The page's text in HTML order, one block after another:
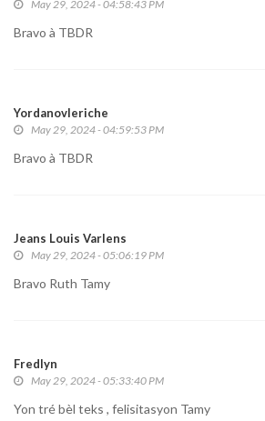
May 29, 2024 - 04:58:43 PM
Bravo à TBDR
Yordanovleriche
May 29, 2024 - 04:59:53 PM
Bravo à TBDR
Jeans Louis Varlens
May 29, 2024 - 05:06:19 PM
Bravo Ruth Tamy
Fredlyn
May 29, 2024 - 05:33:40 PM
Yon tré bèl teks , felisitasyon Tamy